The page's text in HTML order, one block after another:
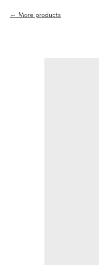
More products